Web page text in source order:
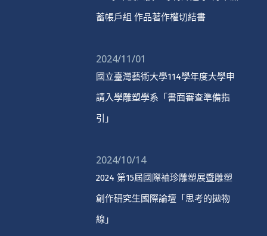
蓄帳戶組 作品著作權切結書
2024/11/01
國立臺灣藝術大學114學年度大學申
請入學雕塑學系「書面審查準備指
引」
2024/10/14
2024 第15屆國際袖珍雕塑展暨雕塑
創作研究生國際論壇「思考的拋物
線」